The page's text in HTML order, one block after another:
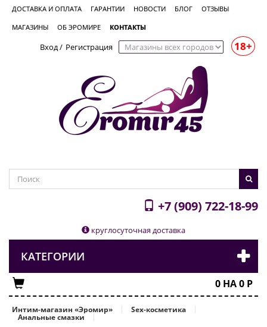
ДОСТАВКА И ОПЛАТА ГАРАНТИИ НОВОСТИ БЛОГ ОТЗЫВЫ
МАГАЗИНЫ ОБ ЭРОМИРЕ КОНТАКТЫ
Вход/ Регистрация 18+
+7 (909) 722-18-99
круглосуточная доставка
КАТЕГОРИИ
0 НА0 Р
Интим-магазин «Эромир» Sex-косметика
Анальные смазки